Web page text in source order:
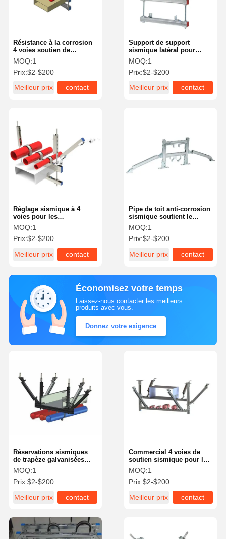
Résistance à la corrosion
4 voies soutien de
freinage sismique
MOQ:1
Prix:$2-$200
Meilleur prix
contact
Support de support
sismique latéral pour
plafonds suspendus
MOQ:1
Prix:$2-$200
Meilleur prix
contact
Réglage sismique à 4
voies pour les
éclaboussures d'incendie
100 mm-300 mm
MOQ:1
Prix:$2-$200
Meilleur prix
contact
Pipe de toit anti-corrosion
sismique soutient le
balancement sismique
MOQ:1
Prix:$2-$200
Meilleur prix
contact
Économisez votre temps
Laissez-nous contacter les meilleurs
produits avec vous.
Donnez votre exigence
Commercial 4 voies de
soutien sismique pour les
luminaires suspendus
MOQ:1
Prix:$2-$200
Meilleur prix
contact
Réservations sismiques
de trapèze galvanisées
réglables pour la
résistance aux
tremblements de terre des
MOQ:1
Prix:$2-$200
Meilleur prix
contact